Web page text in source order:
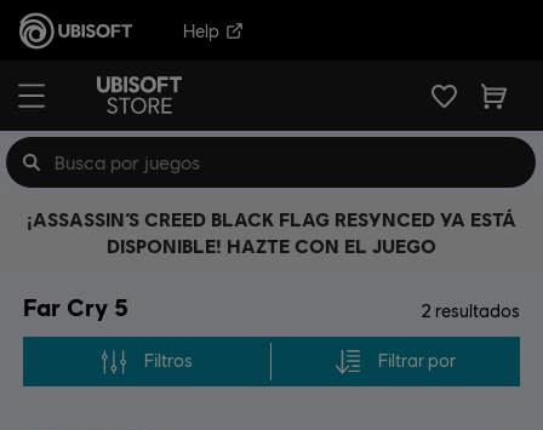
Help
¡ASSASSIN’S CREED BLACK FLAG RESYNCED YA ESTÁ
DISPONIBLE! HAZTE CON EL JUEGO
Far Cry 5 2 resultados
Filtros Filtrar por